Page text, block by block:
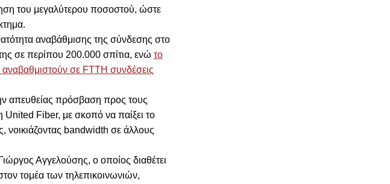
του μεγαλύτερου ποσοστού, ώστε
αναβάθμισης της σύνδεσης στο
σε περίπου 200.000 σπίτια, ενώ το
σε FTTH συνδέσεις
απευθείας πρόσβαση προς τους
United Fiber, με σκοπό να παίξει το
bandwidth σε άλλους
Αγγελούσης, ο οποίος διαθέτει
τομέα των τηλεπικοινωνιών,